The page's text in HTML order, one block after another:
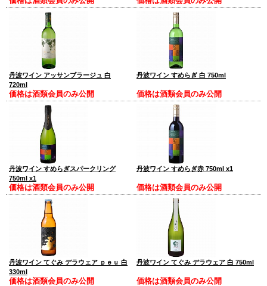
丹波ワイン アッサンブラージュ 白
720ml
価格は酒類会員のみ公開
丹波ワイン すめらぎ 白 750ml
価格は酒類会員のみ公開
丹波ワイン すめらぎスパークリング
750ml x1
価格は酒類会員のみ公開
丹波ワイン すめらぎ赤 750ml x1
価格は酒類会員のみ公開
丹波ワイン てぐみ デラウェア ｐｅｕ 白
330ml
価格は酒類会員のみ公開
丹波ワイン てぐみ デラウェア 白 750ml
価格は酒類会員のみ公開